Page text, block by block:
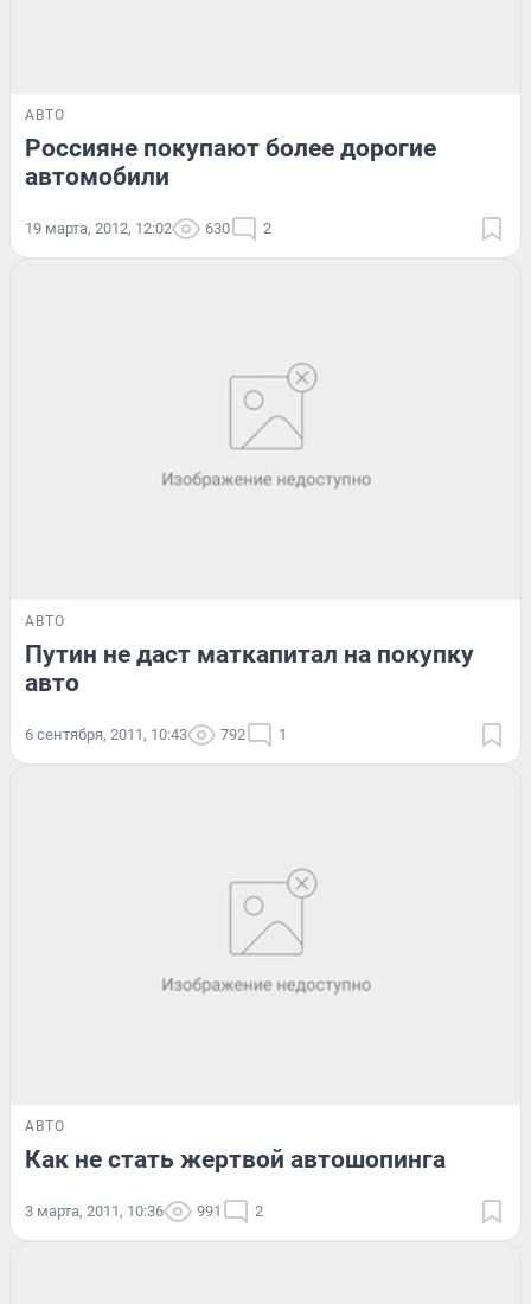
АВТО
Россияне покупают более дорогие
автомобили
19 марта, 2012, 12:02 630 2
АВТО
Путин не даст маткапитал на покупку
авто
6 сентября, 2011, 10:43 792 1
АВТО
Как не стать жертвой автошопинга
3 марта, 2011, 10:36 991 2